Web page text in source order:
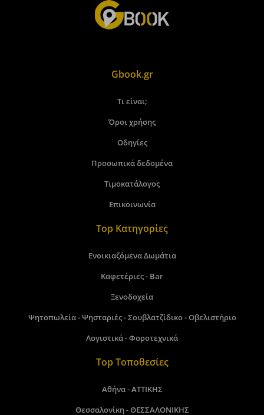
Gbook.gr
Τι είναι;
Όροι χρήσης
Οδηγίες
Προσωπικά δεδομένα
Τιμοκατάλογος
Επικοινωνία
Top Κατηγορίες
Ενοικιαζόμενα Δωμάτια
Καφετέριες - Bar
Ξενοδοχεία
Ψητοπωλεία - Ψησταριές - Σουβλατζίδικο - Οβελιστήριο
Λογιστικά - Φοροτεχνικά
Top Τοποθεσίες
Αθήνα - ΑΤΤΙΚΗΣ
Θεσσαλονίκη - ΘΕΣΣΑΛΟΝΙΚΗΣ